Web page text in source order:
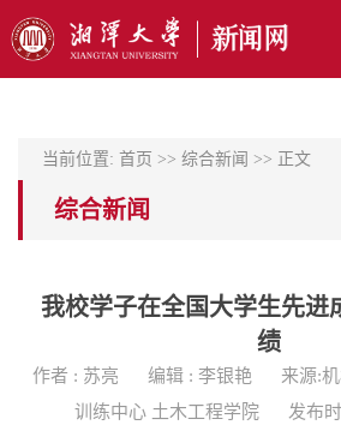
当前位置: 首页 >> 综合新闻 >> 正文
综合新闻
我校学子在全国大学生先进
绩
作者 : 苏亮 编辑 : 李银艳
来源:
训练中心 土木工程学院
发布